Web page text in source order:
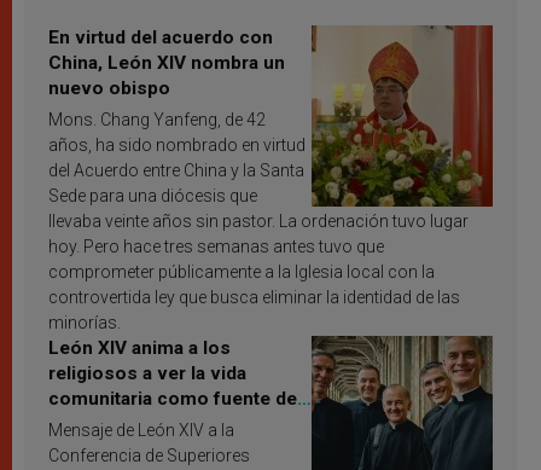
En virtud del acuerdo con
China, León XIV nombra un
nuevo obispo
Mons. Chang Yanfeng, de 42
años, ha sido nombrado en virtud
del Acuerdo entre China y la Santa
Sede para una diócesis que
llevaba veinte años sin pastor. La ordenación tuvo lugar
hoy. Pero hace tres semanas antes tuvo que
comprometer públicamente a la Iglesia local con la
controvertida ley que busca eliminar la identidad de las
minorías.
León XIV anima a los
religiosos a ver la vida
comunitaria como fuente de
inspiración y santificación
Mensaje de León XIV a la
Conferencia de Superiores